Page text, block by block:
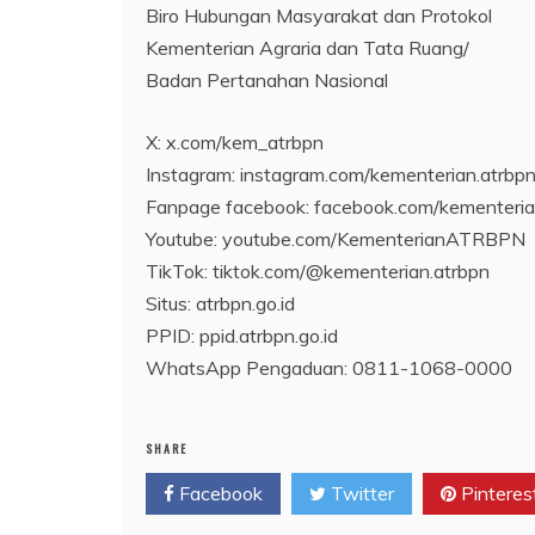
Biro Hubungan Masyarakat dan Protokol
Kementerian Agraria dan Tata Ruang/
Badan Pertanahan Nasional
X: x.com/kem_atrbpn
Instagram: instagram.com/
Fanpage facebook: facebook.com/
Youtube: youtube.com/KementerianATRBPN
TikTok: tiktok.com/@kementerian.atrbpn
Situs: atrbpn.go.id
PPID: ppid.atrbpn.go.id
WhatsApp Pengaduan: 0811-1068-0000
SHARE
Facebook Twitter